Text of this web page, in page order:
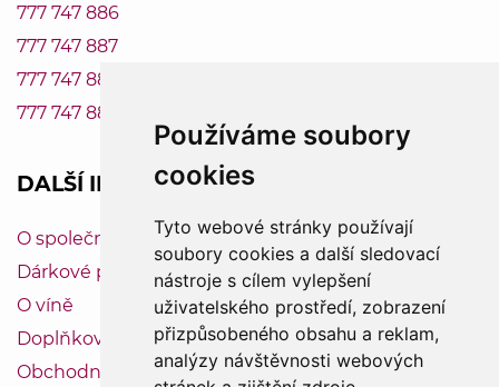
Používáme soubory
cookies
Tyto webové stránky používají
soubory cookies a další sledovací
nástroje s cílem vylepšení
uživatelského prostředí, zobrazení
přizpůsobeného obsahu a reklam,
analýzy návštěvnosti webových
777 747 886
777 747 887
777 747 888
777 747 889
DALŠÍ INFORMACE
O společnosti Vinum-Bonum
Dárkové poukazy
O víně
Doplňkový servis
Obchodní podmínky